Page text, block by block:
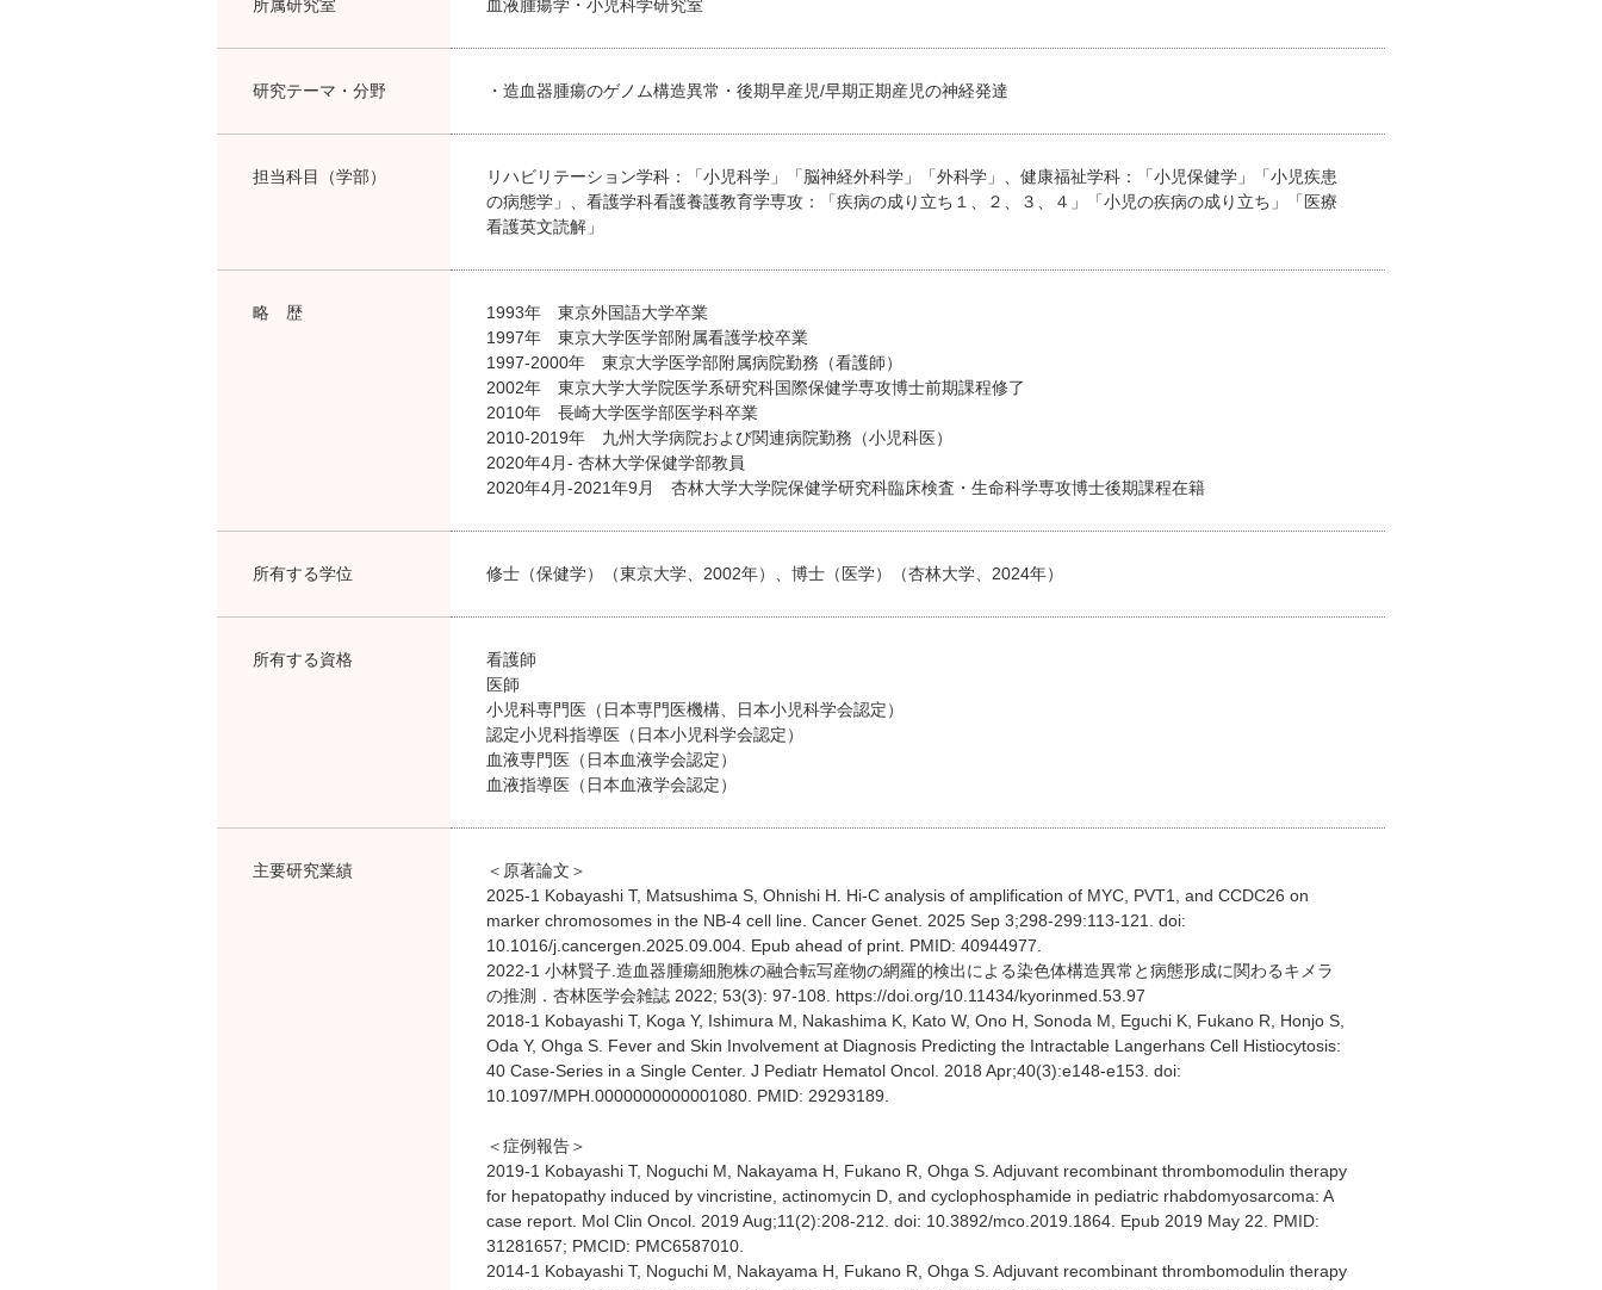
所属研究室 血液腫瘍学・小児科学研究室
研究テーマ・分野 ・造血器腫瘍のゲノム構造異常・後期早産児/早期正期産児の神経発達
担当科目（学部）
リハビリテーション学科：「小児科学」「脳神経外科学」「外科学」、健康福祉学科：「小児保健学」「小児疾患
の病態学」、看護学科看護養護教育学専攻：「疾病の成り立ち１、２、３、４」「小児の疾病の成り立ち」「医療
看護英文読解」
略 歴
1993年 東京外国語大学卒業
1997年 東京大学医学部附属看護学校卒業
1997-2000年 東京大学医学部附属病院勤務（看護師）
2002年 東京大学大学院医学系研究科国際保健学専攻博士前期課程修了
2010年 長崎大学医学部医学科卒業
2010-2019年 九州大学病院および関連病院勤務（小児科医）
2020年4月- 杏林大学保健学部教員
2020年4月-2021年9月 杏林大学大学院保健学研究科臨床検査・生命科学専攻博士後期課程在籍
所有する学位 修士（保健学）（東京大学、2002年）、博士（医学）（杏林大学、2024年）
所有する資格
看護師
医師
小児科専門医（日本専門医機構、日本小児科学会認定）
認定小児科指導医（日本小児科学会認定）
血液専門医（日本血液学会認定）
血液指導医（日本血液学会認定）
主要研究業績
＜原著論文＞
2025-1 Kobayashi T, Matsushima S, Ohnishi H. Hi-C analysis of amplification of MYC, PVT1, and CCDC26 on
marker chromosomes in the NB-4 cell line. Cancer Genet. 2025 Sep 3;298-299:113-121. doi:
10.1016/j.cancergen.2025.09.004. Epub ahead of print. PMID: 40944977.
2022-1 小林賢子.造血器腫瘍細胞株の融合転写産物の網羅的検出による染色体構造異常と病態形成に関わるキメラ
の推測．杏林医学会雑誌 2022; 53(3): 97-108. https://doi.org/10.11434/kyorinmed.53.97
2018-1 Kobayashi T, Koga Y, Ishimura M, Nakashima K, Kato W, Ono H, Sonoda M, Eguchi K, Fukano R, Honjo S,
Oda Y, Ohga S. Fever and Skin Involvement at Diagnosis Predicting the Intractable Langerhans Cell Histiocytosis:
40 Case-Series in a Single Center. J Pediatr Hematol Oncol. 2018 Apr;40(3):e148-e153. doi:
10.1097/MPH.0000000000001080. PMID: 29293189.
＜症例報告＞
2019-1 Kobayashi T, Noguchi M, Nakayama H, Fukano R, Ohga S. Adjuvant recombinant thrombomodulin therapy
for hepatopathy induced by vincristine, actinomycin D, and cyclophosphamide in pediatric rhabdomyosarcoma: A
case report. Mol Clin Oncol. 2019 Aug;11(2):208-212. doi: 10.3892/mco.2019.1864. Epub 2019 May 22. PMID:
31281657; PMCID: PMC6587010.
2014-1 Kobayashi T, Noguchi M, Nakayama H, Fukano R, Ohga S. Adjuvant recombinant thrombomodulin therapy